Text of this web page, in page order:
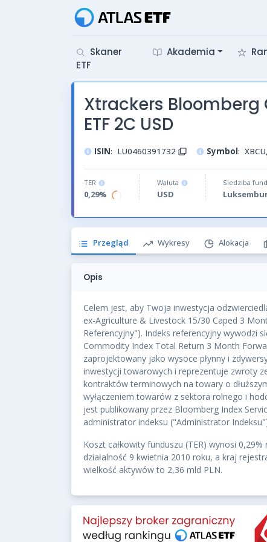
Skaner
ETF
Akademia
Xtrackers
ETF 2C USD
ISIN: LU0460391732 Symbol:
TER
0,29%
Waluta
USD
Siedziba
Przegląd Wykresy Alokacja
Opis
Celem jest, aby Twoja inwestycja
ex-Agriculture & Livestock 15/30 Caped 3
Referencyjny"). Indeks referencyjny wywodzi
Commodity Index Total Return 3 Month
zaprojektowany jako wysoce płynny i
inwestycji towarowych i reprezentuje zwroty
kontraktów terminowych na towary o
wyłączeniem towarów z sektora rolnego i
jest publikowany przez Bloomberg Index
administrator indeksu ("Administrator
Koszt całkowity funduszu (TER) wynosi
działalność 9 kwietnia 2010 roku, a kraj
wielkość aktywów to 2,36 mld PLN.